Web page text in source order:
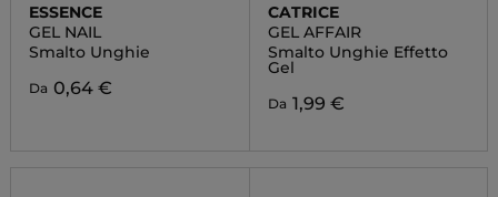
ESSENCE
GEL NAIL
Smalto Unghie
Da 0,64 €
CATRICE
GEL AFFAIR
Smalto Unghie Effetto
Gel
Da 1,99 €